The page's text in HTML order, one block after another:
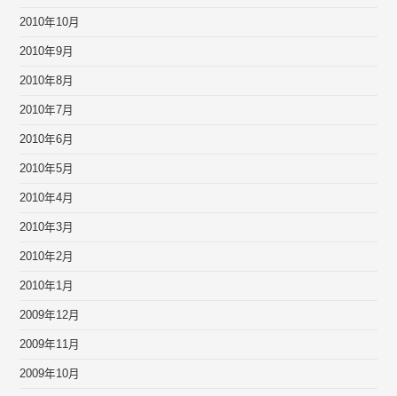
2010年10月
2010年9月
2010年8月
2010年7月
2010年6月
2010年5月
2010年4月
2010年3月
2010年2月
2010年1月
2009年12月
2009年11月
2009年10月